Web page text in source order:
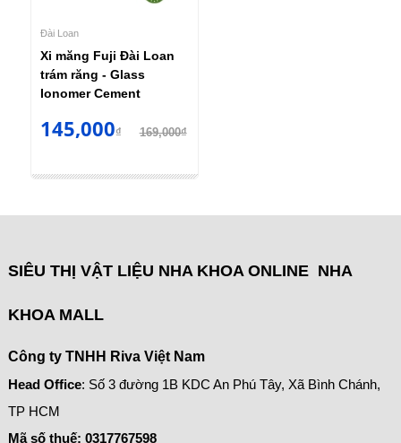
Đài Loan
Xi măng Fuji Đài Loan
trám răng - Glass
Ionomer Cement
145,000₫169,000₫
SIÊU THỊ VẬT LIỆU NHA KHOA ONLINE NHA
KHOA MALL
Công ty TNHH Riva Việt Nam
Head Office: Số 3 đường 1B KDC An Phú Tây, Xã Bình Chánh,
TP HCM
Mã số thuế: 0317767598